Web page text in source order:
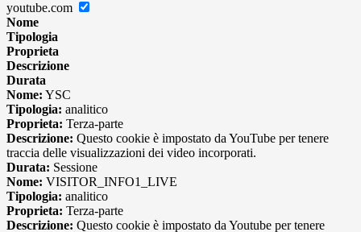
youtube.com
Nome
Tipologia
Proprieta
Descrizione
Durata
Nome: YSC
Tipologia: analitico
Proprieta: Terza-parte
Descrizione: Questo cookie è impostato da YouTube per tenere
traccia delle visualizzazioni dei video incorporati.
Durata: Sessione
Nome: VISITOR_INFO1_LIVE
Tipologia: analitico
Proprieta: Terza-parte
Descrizione: Questo cookie è impostato da Youtube per tenere